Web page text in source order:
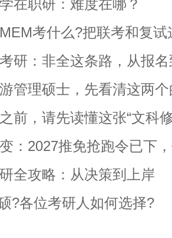
在职研：难度在哪？
考什么?把联考和复试
研：非全这条路，从报
管理硕士，先看清这两个
前，请先读懂这张“文科
：2027推免抢跑令已下
全攻略：从决策到上岸
?各位考研人如何选择?